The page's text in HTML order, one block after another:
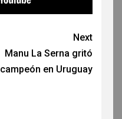
Next
Manu La Serna gritó
campeón en Uruguay